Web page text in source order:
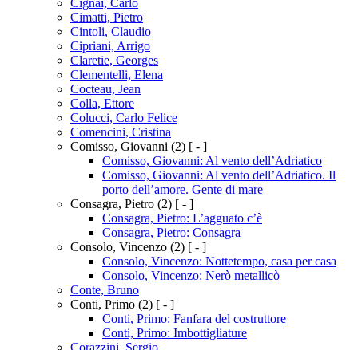
Cimatti, Pietro
Cintoli, Claudio
Cipriani, Arrigo
Claretie, Georges
Clementelli, Elena
Cocteau, Jean
Colla, Ettore
Colucci, Carlo Felice
Comencini, Cristina
Comisso, Giovanni (2) [ - ]
Comisso, Giovanni: Al vento dell’Adriatico
Comisso, Giovanni: Al vento dell’Adriatico. Il
porto dell’amore. Gente di mare
Consagra, Pietro (2) [ - ]
Consagra, Pietro: L’agguato c’è
Consagra, Pietro: Consagra
Consolo, Vincenzo (2) [ - ]
Consolo, Vincenzo: Nottetempo, casa per casa
Consolo, Vincenzo: Nerò metallicò
Conte, Bruno
Conti, Primo (2) [ - ]
Conti, Primo: Fanfara del costruttore
Conti, Primo: Imbottigliature
Corazzini, Sergio